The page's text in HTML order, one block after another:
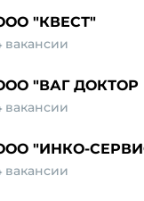
"КВЕСТ"
вакансии
"ВАГ ДОКТОР
вакансии
"ИНКО-
вакансии